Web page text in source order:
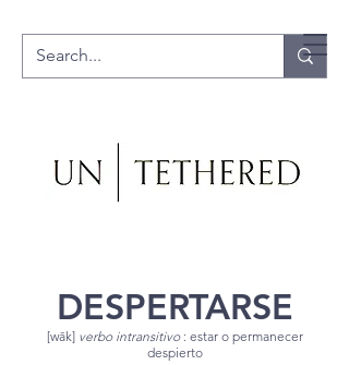
DESPERTARSE
[wāk] verbo intransitivo: estar o permanecer
despierto